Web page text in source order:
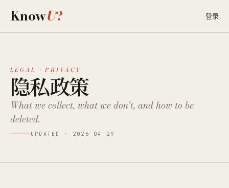
KnowU? 登录
LEGAL · PRIVACY
隐私政策
What we collect, what we don't, and how to be
deleted.
UPDATED · 2026-04-29